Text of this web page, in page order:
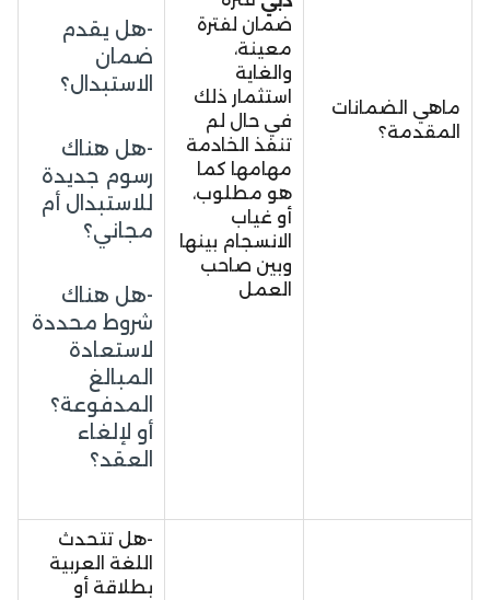
ماهي الضمانات
المقدمة؟
ضمان لفترة
معينة،
والغاية
استثمار ذلك
في حال لم
تنفذ الخادمة
مهامها كما
هو مطلوب،
أو غياب
الانسجام بينها
وبين صاحب
العمل
-هل يقدم
ضمان
الاستبدال؟
-هل هناك
رسوم جديدة
للاستبدال أم
مجاني؟
-هل هناك
شروط محددة
لاستعادة
المبالغ
المدفوعة؟
أو لإلغاء
العقد؟
-هل تتحدث
اللغة العربية
بطلاقة أو